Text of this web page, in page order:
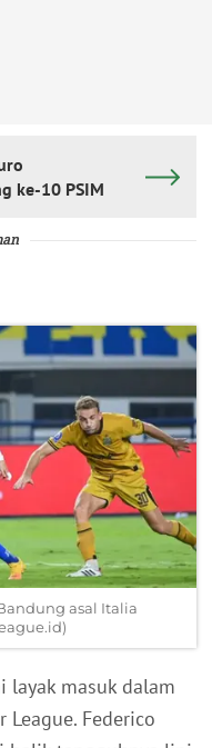
ke-10 PSIM
asal Italia
layak masuk dalam
Federico